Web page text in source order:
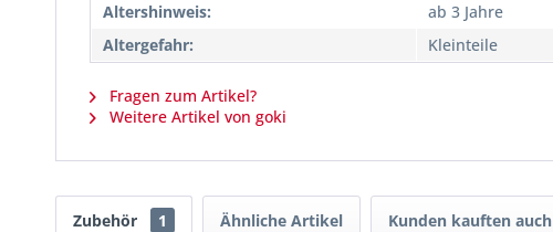
Altershinweis:
ab 3 Jahre
Altergefahr:
Kleinteile
Fragen zum Artikel?
Weitere Artikel von goki
Zubehör 1 Ähnliche Artikel Kunden kauften auch